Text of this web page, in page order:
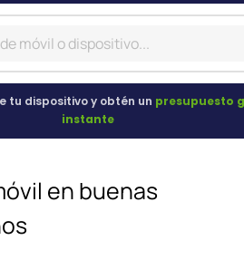
tu dispositivo y obtén un presupuesto
instante
en buenas